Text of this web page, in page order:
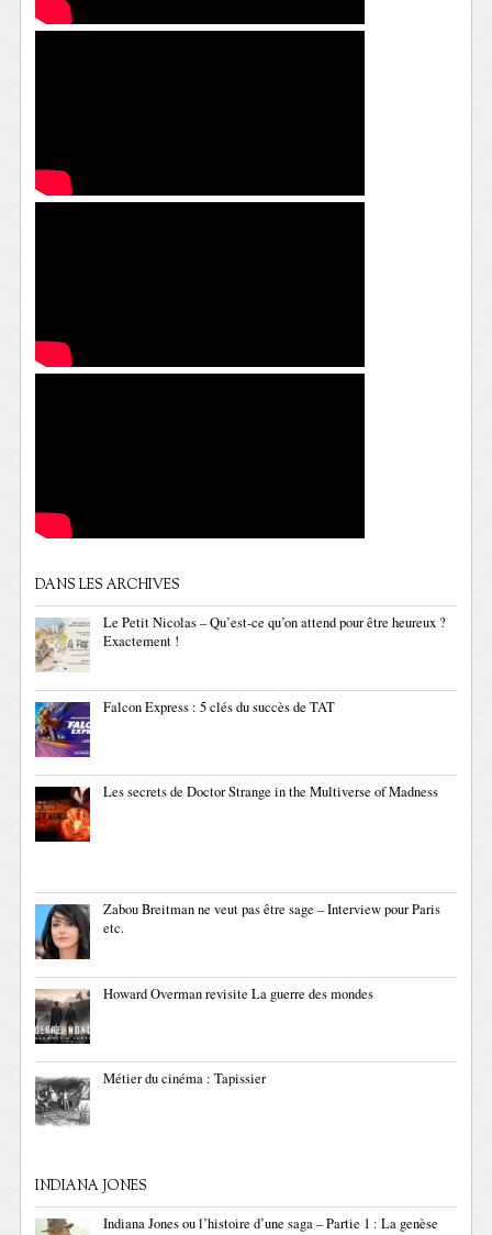
DANS LES ARCHIVES
Le Petit Nicolas – Qu’est-ce qu’on attend pour être heureux ?
Exactement !
Falcon Express : 5 clés du succès de TAT
Les secrets de Doctor Strange in the Multiverse of Madness
Zabou Breitman ne veut pas être sage – Interview pour Paris
etc.
Howard Overman revisite La guerre des mondes
Métier du cinéma : Tapissier
INDIANA JONES
Indiana Jones ou l’histoire d’une saga – Partie 1 : La genèse